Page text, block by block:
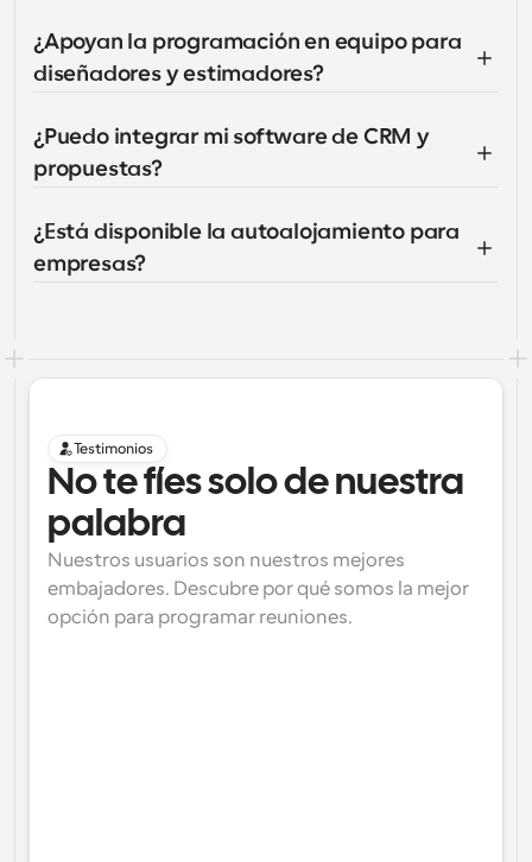
¿Apoyan la programación en equipo para
diseñadores y estimadores?
¿Puedo integrar mi software de CRM y
propuestas?
¿Está disponible la autoalojamiento para
empresas?
Testimonios
No te fíes solo de nuestra
palabra
Nuestros usuarios son nuestros mejores
embajadores. Descubre por qué somos la mejor
opción para programar reuniones.